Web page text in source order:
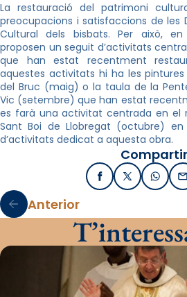
La restauració del patrimoni
preocupacions i satisfaccions de les
Cultural dels bisbats. Per això, en
proposen un seguit d’activitats
que han estat recentment
aquestes activitats hi ha les
del Bruc (maig) o la taula de la
Vic (setembre) que han estat
es farà una activitat centrada en el
Sant Boi de Llobregat (octubre)
d’activitats dedicat a aquesta obra.
FacebookX / Twitter
Anterior